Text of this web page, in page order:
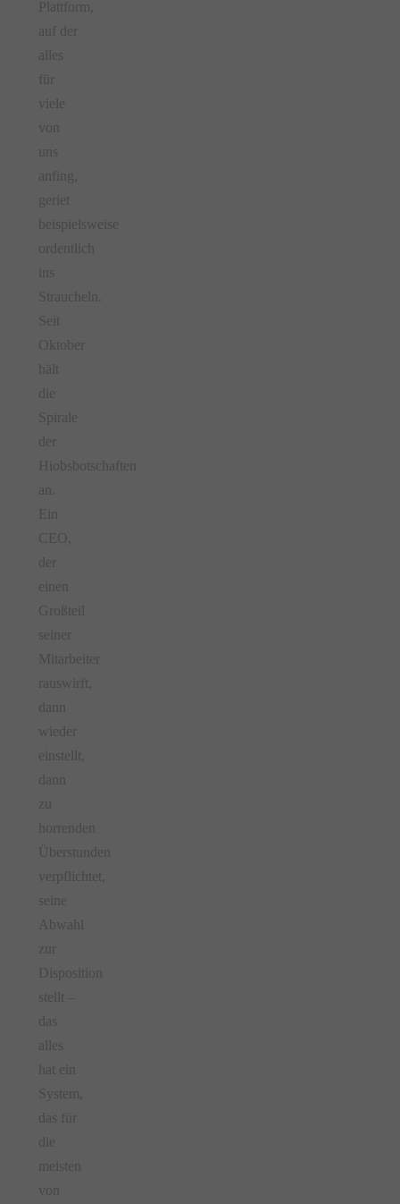
Plattform,
auf der
alles
für
viele
von
uns
anfing,
geriet
beispielsweise
ordentlich
ins
Straucheln.
Seit
Oktober
hält
die
Spirale
der
Hiobsbotschaften
an.
Ein
CEO,
der
einen
Großteil
seiner
Mitarbeiter
rauswirft,
dann
wieder
einstellt,
dann
zu
horrenden
Überstunden
verpflichtet,
seine
Abwahl
zur
Disposition
stellt –
das
alles
hat ein
System,
das für
die
meisten
von